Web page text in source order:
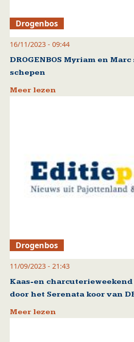
Drogenbos
16/11/2023 - 09:44
DROGENBOS Myriam en
schepen
Meer lezen
Drogenbos
11/09/2023 - 21:43
Kaas-en
door het Serenata koor van
Meer lezen